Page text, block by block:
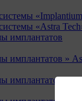
«Astra
имплантатов
имплантатов »
имплантатов »